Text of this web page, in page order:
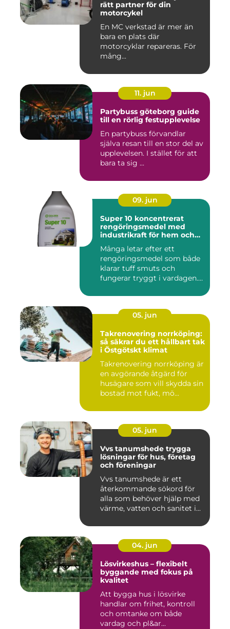
rätt partner för din
motorcykel
En MC verkstad är mer än
bara en plats där
motorcyklar repareras. För
mång...
11. jun
Partybuss göteborg guide
till en rörlig festupplevelse
En partybuss förvandlar
själva resan till en stor del av
upplevelsen. I stället för att
bara ta sig ...
09. jun
Super 10 koncentrerat
rengöringsmedel med
industrikraft för hem och
Många letar efter ett
rengöringsmedel som både
klarar tuff smuts och
fungerar tryggt i vardagen.
05. jun
Takrenovering norrköping:
så säkrar du ett hållbart tak
i Östgötskt klimat
Takrenovering norrköping är
en avgörande åtgärd för
husägare som vill skydda sin
bostad mot fukt, mö...
05. jun
Vvs tanumshede trygga
lösningar för hus, företag
och föreningar
Vvs tanumshede är ett
återkommande sökord för
alla som behöver hjälp med
värme, vatten och sanitet i...
04. jun
Lösvirkeshus – flexibelt
byggande med fokus på
kvalitet
Att bygga hus i lösvirke
handlar om frihet, kontroll
och omtanke om både
vardag och pl&ar...